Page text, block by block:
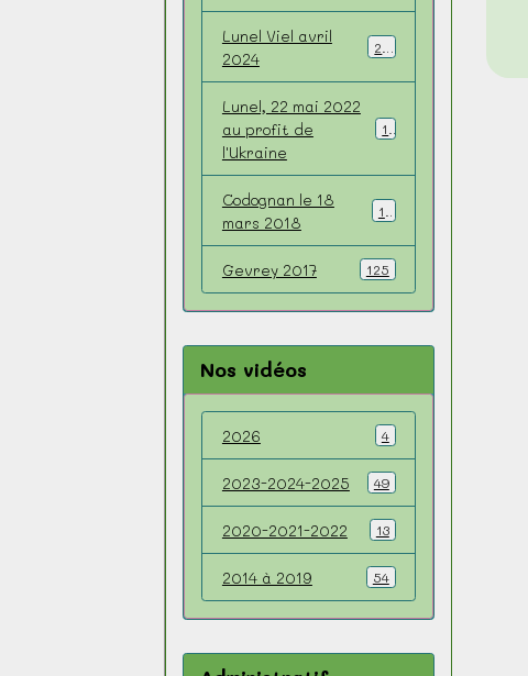
Lunel Viel avril
2024
Lunel, 22 mai 2022
au profit de
l'Ukraine
Codognan le 18
mars 2018
Gevrey 2017 125
Nos vidéos
2026 4
2023-2024-2025 49
2020-2021-2022 13
2014 à 2019 54